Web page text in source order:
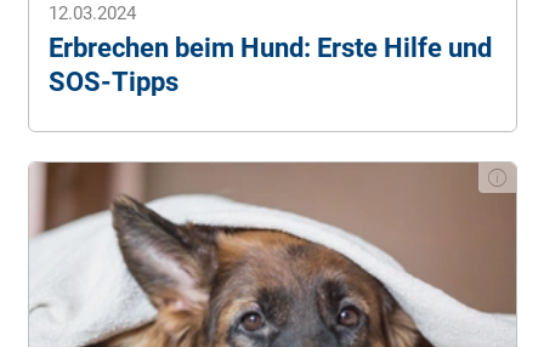
12.03.2024
Erbrechen beim Hund: Erste Hilfe und
SOS-Tipps